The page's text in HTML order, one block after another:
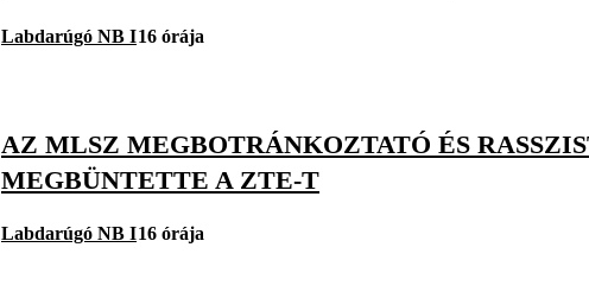
Labdarúgó NB I16 órája
AZ MLSZ MEGBOTRÁNKOZTATÓ ÉS
MEGBÜNTETTE A ZTE-T
Labdarúgó NB I16 órája